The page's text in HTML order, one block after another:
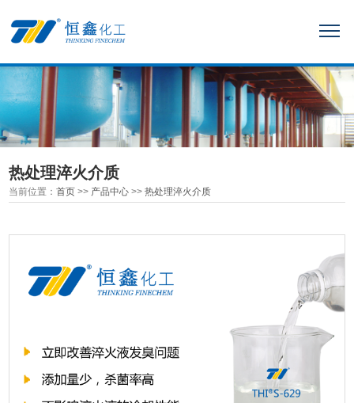
热处理淬火介质
当前位置：首页 >> 产品中心 >>热处理淬火介质